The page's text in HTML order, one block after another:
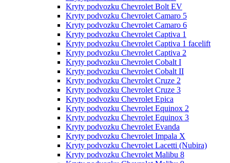
Kryty podvozku Chevrolet Bolt EV
Kryty podvozku Chevrolet Camaro 5
Kryty podvozku Chevrolet Camaro 6
Kryty podvozku Chevrolet Captiva 1
Kryty podvozku Chevrolet Captiva 1 facelift
Kryty podvozku Chevrolet Captiva 2
Kryty podvozku Chevrolet Cobalt I
Kryty podvozku Chevrolet Cobalt II
Kryty podvozku Chevrolet Cruze 2
Kryty podvozku Chevrolet Cruze 3
Kryty podvozku Chevrolet Epica
Kryty podvozku Chevrolet Equinox 2
Kryty podvozku Chevrolet Equinox 3
Kryty podvozku Chevrolet Evanda
Kryty podvozku Chevrolet Impala X
Kryty podvozku Chevrolet Lacetti (Nubira)
Kryty podvozku Chevrolet Malibu 8